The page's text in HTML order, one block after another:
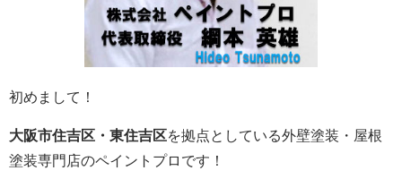
初めまして！
大阪市住吉区・東住吉区を拠点としている外壁塗装・屋根
塗装専門店のペイントプロです！